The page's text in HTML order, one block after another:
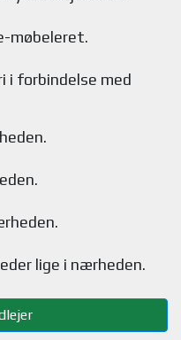
møbeleret.
i forbindelse med
lige i nærheden.